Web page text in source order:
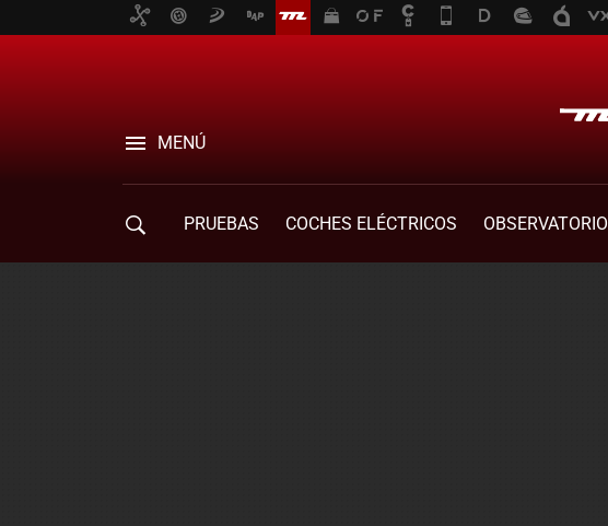
MENÚ
PRUEBAS COCHES ELÉCTRICOS OBSERVATORIO